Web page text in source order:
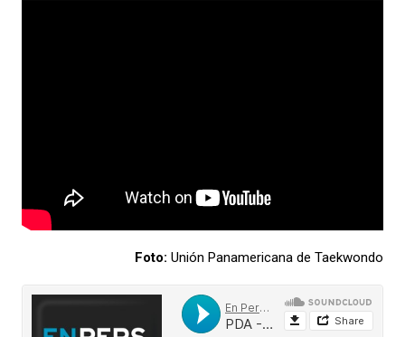
Foto: Unión Panamericana de Taekwondo